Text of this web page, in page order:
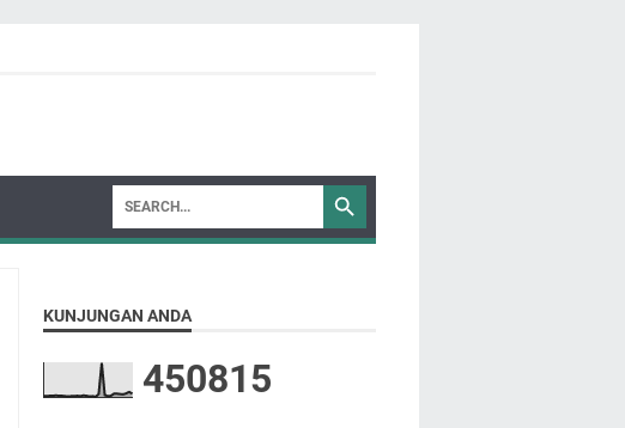
KUNJUNGAN ANDA
450815